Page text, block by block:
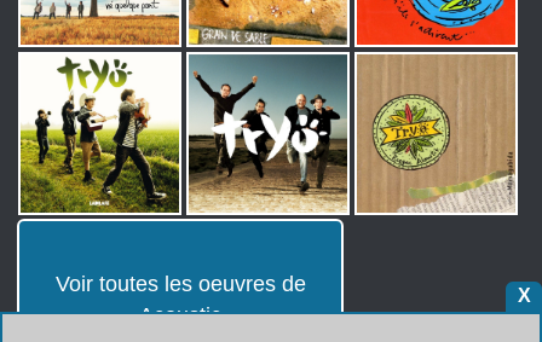
Voir toutes les oeuvres de
Acoustic
X